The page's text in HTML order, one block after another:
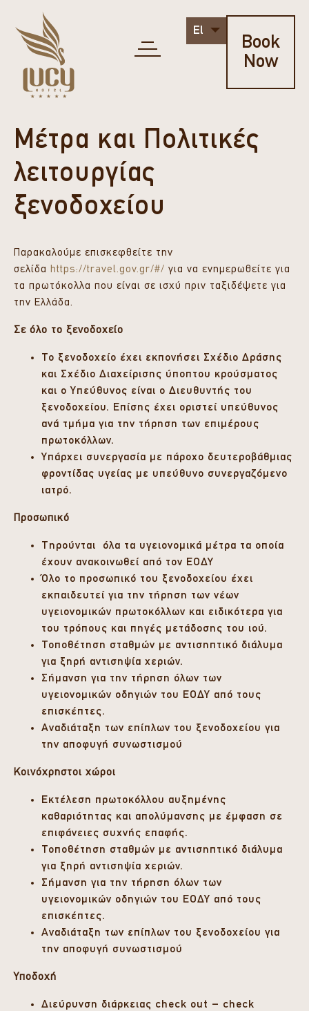
El
Book
Now
Μέτρα και Πολιτικές
λειτουργίας
ξενοδοχείου
Παρακαλούμε επισκεφθείτε την
σελίδα https://travel.gov.gr/#/ για να ενημερωθείτε για
τα πρωτόκολλα που είναι σε ισχύ πριν ταξιδέψετε για
την Ελλάδα.
Σε όλο το ξενοδοχείο
Το ξενοδοχείο έχει εκπονήσει Σχέδιο Δράσης
και Σχέδιο Διαχείρισης ύποπτου κρούσματος
και ο Υπεύθυνος είναι ο Διευθυντής του
ξενοδοχείου. Επίσης έχει οριστεί υπεύθυνος
ανά τμήμα για την τήρηση των επιμέρους
πρωτοκόλλων.
Υπάρχει συνεργασία με πάροχο δευτεροβάθμιας
φροντίδας υγείας με υπεύθυνο συνεργαζόμενο
ιατρό.
Προσωπικό
Τηρούνται όλα τα υγειονομικά μέτρα τα οποία
έχουν ανακοινωθεί από τον ΕΟΔΥ
Όλο το προσωπικό του ξενοδοχείου έχει
εκπαιδευτεί για την τήρηση των νέων
υγειονομικών πρωτοκόλλων και ειδικότερα για
του τρόπους και πηγές μετάδοσης του ιού.
Τοποθέτηση σταθμών με αντισηπτικό διάλυμα
για ξηρή αντισηψία χεριών.
Σήμανση για την τήρηση όλων των
υγειονομικών οδηγιών του ΕΟΔΥ από τους
επισκέπτες.
Αναδιάταξη των επίπλων του ξενοδοχείου για
την αποφυγή συνωστισμού
Κοινόχρηστοι χώροι
Εκτέλεση πρωτοκόλλου αυξημένης
καθαριότητας και απολύμανσης με έμφαση σε
επιφάνειες συχνής επαφής.
Τοποθέτηση σταθμών με αντισηπτικό διάλυμα
για ξηρή αντισηψία χεριών.
Σήμανση για την τήρηση όλων των
υγειονομικών οδηγιών του ΕΟΔΥ από τους
επισκέπτες.
Αναδιάταξη των επίπλων του ξενοδοχείου για
την αποφυγή συνωστισμού
Υποδοχή
Διεύρυνση διάρκειας check out – check